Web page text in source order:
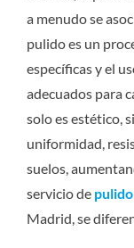
a menudo se
pulido es un
específicas y el
adecuados para
solo es estético,
uniformidad,
suelos,
servicio de
Madrid, se